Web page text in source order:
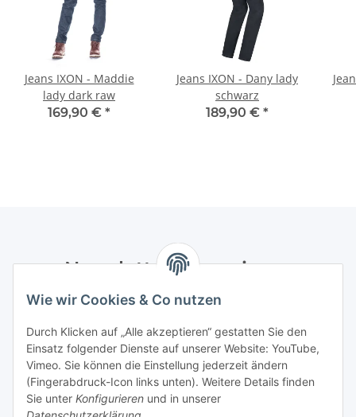
Wie wir Cookies & Co nutzen
Durch Klicken auf „Alle akzeptieren“ gestatten Sie den
Einsatz folgender Dienste auf unserer Website: YouTube,
Vimeo. Sie können die Einstellung jederzeit ändern
(Fingerabdruck-Icon links unten). Weitere Details finden
Sie unter Konfigurieren und in unserer
Jeans IXON - Maddie
lady dark raw
169,90 € *
Jeans IXON - Dany lady
schwarz
189,90 € *
Newsletter Abonnieren
Bitte senden Sie mir entsprechend Ihrer
Informationen zu Ihrem Produktsortiment per E-Mail zu.
Abonnieren
Newsletter Abonnieren